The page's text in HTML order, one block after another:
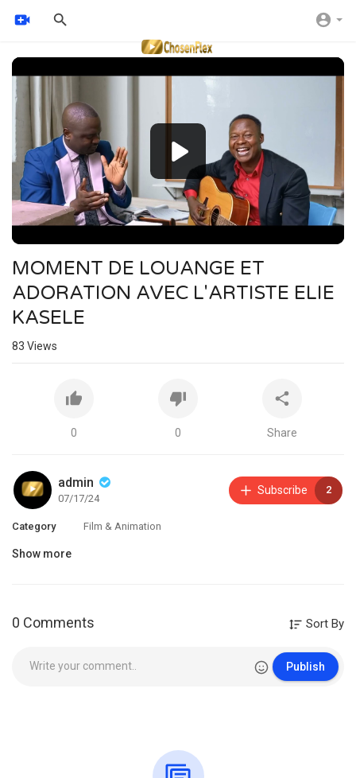
Video
Player
MOMENT DE LOUANGE ET
ADORATION AVEC L'ARTISTE ELIE
KASELE
83 Views
0 0 Share
admin
07/17/24
Subscribe 2
Category Film & Animation
Show more
0 Comments Sort By
Publish